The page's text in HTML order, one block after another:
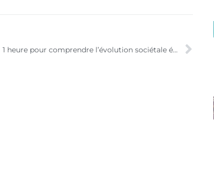
1 heure pour comprendre l’évolution sociétale émergente du « web communautaire »